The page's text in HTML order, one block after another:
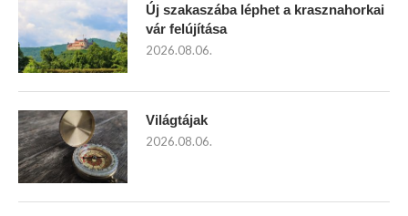
Új szakaszába léphet a krasznahorkai
vár felújítása
2026.08.06.
Világtájak
2026.08.06.